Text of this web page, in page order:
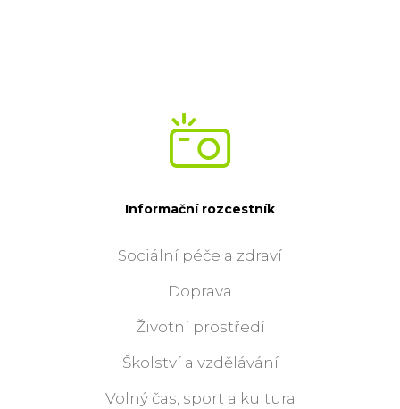
Informační rozcestník
Sociální péče a zdraví
Doprava
Životní prostředí
Školství a vzdělávání
Volný čas, sport a kultura